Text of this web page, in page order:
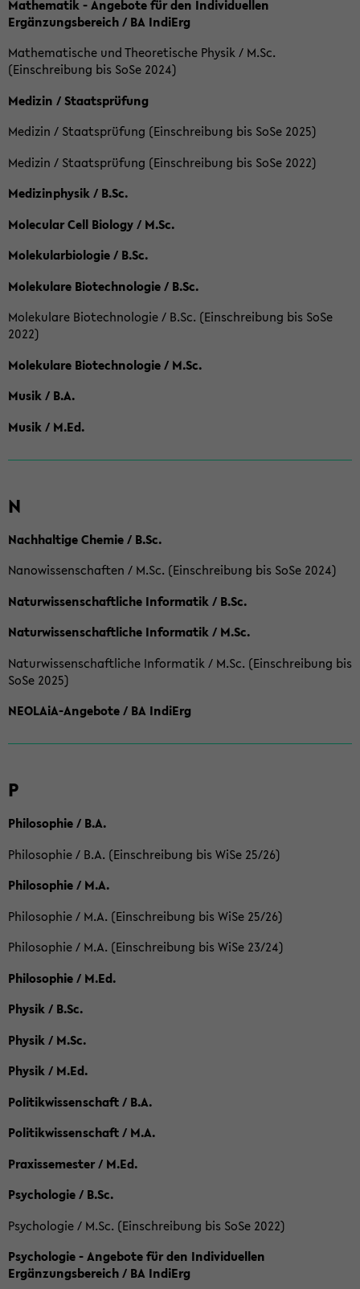
Mathematik - Angebote für den Individuellen
Ergänzungsbereich / BA IndiErg
Mathematische und Theoretische Physik / M.Sc.
(Einschreibung bis SoSe 2024)
Medizin / Staatsprüfung
Medizin / Staatsprüfung (Einschreibung bis SoSe 2025)
Medizin / Staatsprüfung (Einschreibung bis SoSe 2022)
Medizinphysik / B.Sc.
Molecular Cell Biology / M.Sc.
Molekularbiologie / B.Sc.
Molekulare Biotechnologie / B.Sc.
Molekulare Biotechnologie / B.Sc. (Einschreibung bis SoSe
2022)
Molekulare Biotechnologie / M.Sc.
Musik / B.A.
Musik / M.Ed.
N
Nachhaltige Chemie / B.Sc.
Nanowissenschaften / M.Sc. (Einschreibung bis SoSe 2024)
Naturwissenschaftliche Informatik / B.Sc.
Naturwissenschaftliche Informatik / M.Sc.
Naturwissenschaftliche Informatik / M.Sc. (Einschreibung bis
SoSe 2025)
NEOLAiA-Angebote / BA IndiErg
P
Philosophie / B.A.
Philosophie / B.A. (Einschreibung bis WiSe 25/26)
Philosophie / M.A.
Philosophie / M.A. (Einschreibung bis WiSe 25/26)
Philosophie / M.A. (Einschreibung bis WiSe 23/24)
Philosophie / M.Ed.
Physik / B.Sc.
Physik / M.Sc.
Physik / M.Ed.
Politikwissenschaft / B.A.
Politikwissenschaft / M.A.
Praxissemester / M.Ed.
Psychologie / B.Sc.
Psychologie / M.Sc. (Einschreibung bis SoSe 2022)
Psychologie - Angebote für den Individuellen
Ergänzungsbereich / BA IndiErg